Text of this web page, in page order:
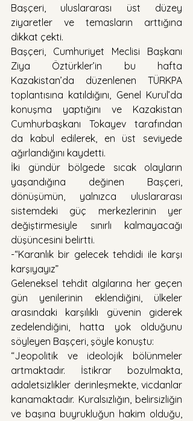
Başçeri, uluslararası üst düzey
ziyaretler ve temasların arttığına
dikkat çekti.
Başçeri, Cumhuriyet Meclisi Başkanı
Ziya Öztürkler’in bu hafta
Kazakistan’da düzenlenen TÜRKPA
toplantısına katıldığını, Genel Kurul’da
konuşma yaptığını ve Kazakistan
Cumhurbaşkanı Tokayev tarafından
da kabul edilerek, en üst seviyede
ağırlandığını kaydetti.
İki gündür bölgede sıcak olayların
yaşandığına değinen Başçeri,
dönüşümün, yalnızca uluslararası
sistemdeki güç merkezlerinin yer
değiştirmesiyle sınırlı kalmayacağı
düşüncesini belirtti.
-“Karanlık bir gelecek tehdidi ile karşı
karşıyayız”
Geleneksel tehdit algılarına her geçen
gün yenilerinin eklendiğini, ülkeler
arasındaki karşılıklı güvenin giderek
zedelendiğini, hatta yok olduğunu
söyleyen Başçeri, şöyle konuştu:
“Jeopolitik ve ideolojik bölünmeler
artmaktadır. İstikrar bozulmakta,
adaletsizlikler derinleşmekte, vicdanlar
kanamaktadır. Kuralsızlığın, belirsizliğin
ve başına buyrukluğun hakim olduğu,